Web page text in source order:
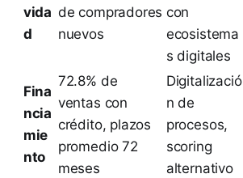
vida
d
de compradores
nuevos
con
ecosistema
s digitales
Fina
ncia
mie
nto
72.8% de
ventas con
crédito, plazos
promedio 72
meses
Digitalizació
n de
procesos,
scoring
alternativo